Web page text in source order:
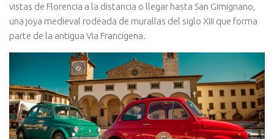
vistas de Florencia a la distancia o llegar hasta San Gimignano,
una joya medieval rodeada de murallas del siglo XIII que forma
parte de la antigua Via Francigena.